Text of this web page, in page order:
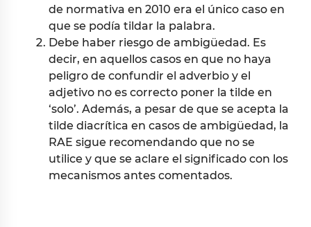
de normativa en 2010 era el único caso en
que se podía tildar la palabra.
Debe haber riesgo de ambigüedad. Es
decir, en aquellos casos en que no haya
peligro de confundir el adverbio y el
adjetivo no es correcto poner la tilde en
‘solo’. Además, a pesar de que se acepta la
tilde diacrítica en casos de ambigüedad, la
RAE sigue recomendando que no se
utilice y que se aclare el significado con los
mecanismos antes comentados.